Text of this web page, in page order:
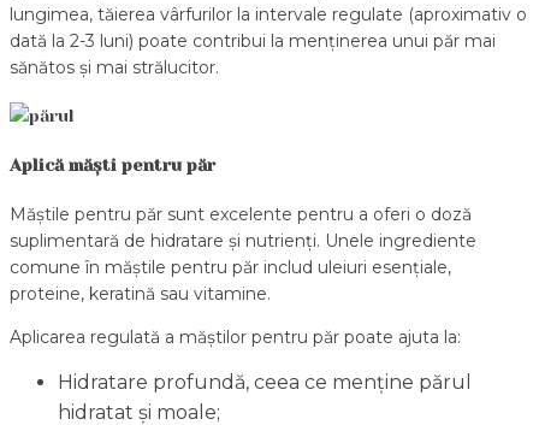
lungimea, tăierea vârfurilor la intervale regulate (aproximativ o
dată la 2-3 luni) poate contribui la menținerea unui păr mai
sănătos și mai strălucitor.
Aplică măști pentru păr
Măștile pentru păr sunt excelente pentru a oferi o doză
suplimentară de hidratare și nutrienți. Unele ingrediente
comune în măștile pentru păr includ uleiuri esențiale,
proteine, keratină sau vitamine.
Aplicarea regulată a măștilor pentru păr poate ajuta la:
Hidratare profundă, ceea ce menține părul
hidratat și moale;